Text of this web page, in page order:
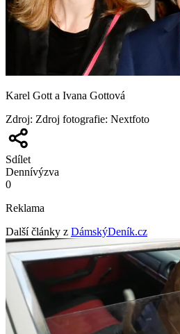
Karel Gott a Ivana Gottová
Zdroj: Zdroj fotografie: Nextfoto
Sdílet
Dennívýzva
0
Reklama
Další články z DámskýDeník.cz